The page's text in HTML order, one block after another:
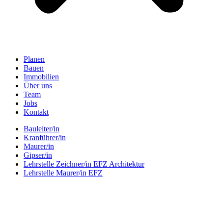
Planen
Bauen
Immobilien
Über uns
Team
Jobs
Kontakt
Bauleiter/in
Kranführer/in
Maurer/in
Gipser/in
Lehrstelle Zeichner/in EFZ Architektur
Lehrstelle Maurer/in EFZ